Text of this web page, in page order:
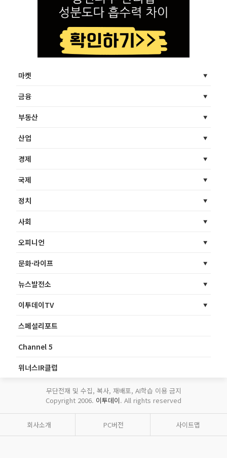
마켓
금융
부동산
산업
경제
국제
정치
사회
오피니언
문화·라이프
뉴스발전소
이투데이TV
스페셜리포트
Channel 5
위너스IR클럽
무단전재 및 수집, 복사, 재배포, AI학습 이용 금지
Copyright 2006. 이투데이. All rights reserved
회사소개 PC버전 사이트맵